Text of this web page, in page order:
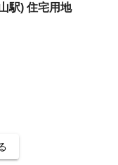
駅) 住宅用地